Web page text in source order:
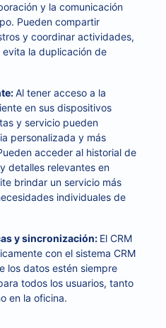
y la comunicación
Pueden compartir
y coordinar actividades,
la duplicación de
Al tener acceso a la
en sus dispositivos
y servicio pueden
personalizada y más
acceder al historial de
detalles relevantes en
brindar un servicio más
individuales de
y sincronización: El CRM
con el sistema CRM
los datos estén siempre
todos los usuarios, tanto
en la oficina.